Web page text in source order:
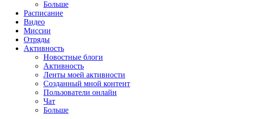
Больше
Расписание
Видео
Миссии
Отряды
Активность
Новостные блоги
Активность
Ленты моей активности
Созданный мной контент
Пользователи онлайн
Чат
Больше